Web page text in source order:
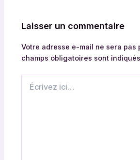
Laisser un commentaire
Votre adresse e-mail ne sera pas
champs obligatoires sont
ici…